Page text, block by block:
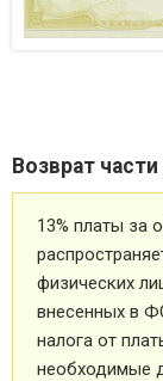
Возврат
13% платы за
физических
внесенных в
налога от
необходимые